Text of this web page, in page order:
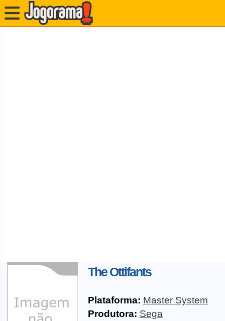
The Ottifants
Plataforma: Master System
Produtora: Sega